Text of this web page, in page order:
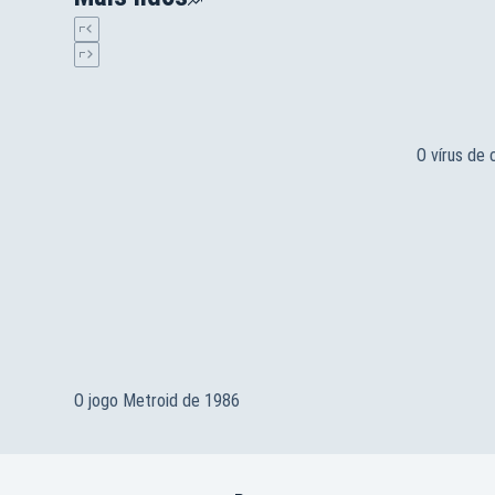
O vírus de
O jogo Metroid de 1986